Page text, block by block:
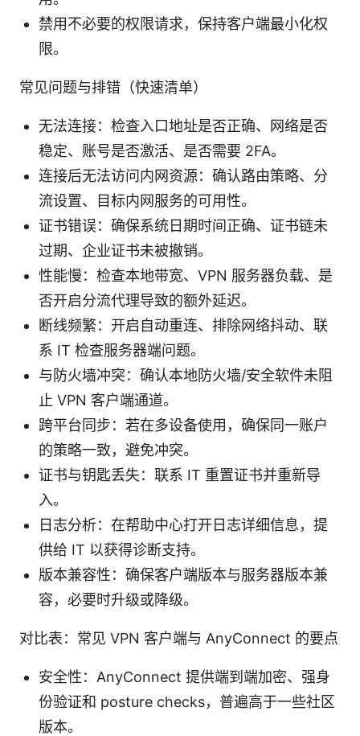
禁用不必要的权限请求，保持客户端最小化权
限。
常见问题与排错（快速清单）
无法连接：检查入口地址是否正确、网络是否
稳定、账号是否激活、是否需要 2FA。
连接后无法访问内网资源：确认路由策略、分
流设置、目标内网服务的可用性。
证书错误：确保系统日期时间正确、证书链未
过期、企业证书未被撤销。
性能慢：检查本地带宽、VPN 服务器负载、是
否开启分流代理导致的额外延迟。
断线频繁：开启自动重连、排除网络抖动、联
系 IT 检查服务器端问题。
与防火墙冲突：确认本地防火墙/安全软件未阻
止 VPN 客户端通道。
跨平台同步：若在多设备使用，确保同一账户
的策略一致，避免冲突。
证书与钥匙丢失：联系 IT 重置证书并重新导
入。
日志分析：在帮助中心打开日志详细信息，提
供给 IT 以获得诊断支持。
版本兼容性：确保客户端版本与服务器版本兼
容，必要时升级或降级。
对比表：常见 VPN 客户端与 AnyConnect 的要点
安全性：AnyConnect 提供端到端加密、强身
份验证和 posture checks，普遍高于一些社区
版本。